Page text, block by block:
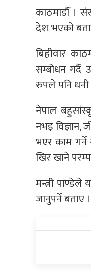
काठमाडाैँ ।
देश भएको
बिहीवार
सम्बोधन गर्दै
रुपले पनि
नेपाल
नभइ विज्ञान,
भएर काम
खिर खाने
मन्त्री
जानुपर्ने बताए ।